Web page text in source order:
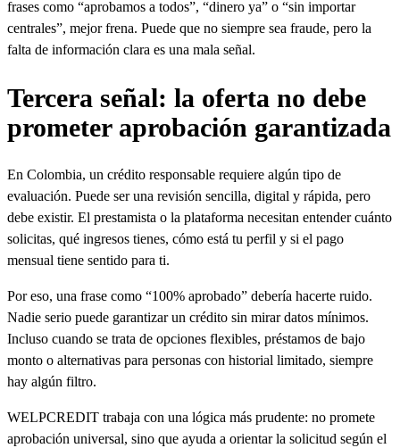
frases como “aprobamos a todos”, “dinero ya” o “sin importar
centrales”, mejor frena. Puede que no siempre sea fraude, pero la
falta de información clara es una mala señal.
Tercera señal: la oferta no debe
prometer aprobación garantizada
En Colombia, un crédito responsable requiere algún tipo de
evaluación. Puede ser una revisión sencilla, digital y rápida, pero
debe existir. El prestamista o la plataforma necesitan entender cuánto
solicitas, qué ingresos tienes, cómo está tu perfil y si el pago
mensual tiene sentido para ti.
Por eso, una frase como “100% aprobado” debería hacerte ruido.
Nadie serio puede garantizar un crédito sin mirar datos mínimos.
Incluso cuando se trata de opciones flexibles, préstamos de bajo
monto o alternativas para personas con historial limitado, siempre
hay algún filtro.
WELPCREDIT trabaja con una lógica más prudente: no promete
aprobación universal, sino que ayuda a orientar la solicitud según el